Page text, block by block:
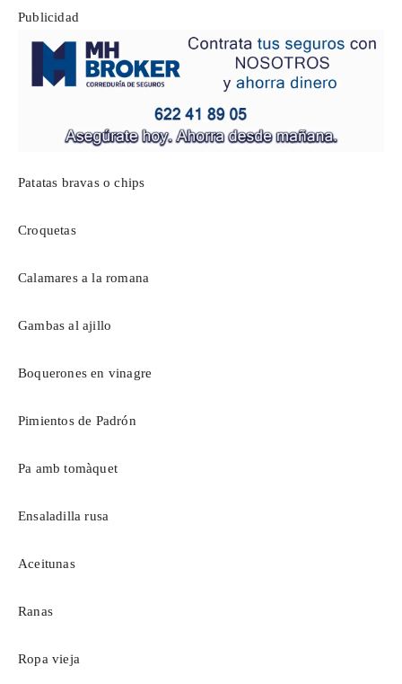
Publicidad
Patatas bravas o chips
Croquetas
Calamares a la romana
Gambas al ajillo
Boquerones en vinagre
Pimientos de Padrón
Pa amb tomàquet
Ensaladilla rusa
Aceitunas
Ranas
Ropa vieja